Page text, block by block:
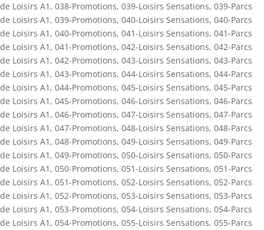
de Loisirs A1 , 038-Promotions, 039-Loisirs Sensations, 039-Parcs
de Loisirs A1 , 039-Promotions, 040-Loisirs Sensations, 040-Parcs
de Loisirs A1 , 040-Promotions, 041-Loisirs Sensations, 041-Parcs
de Loisirs A1 , 041-Promotions, 042-Loisirs Sensations, 042-Parcs
de Loisirs A1 , 042-Promotions, 043-Loisirs Sensations, 043-Parcs
de Loisirs A1 , 043-Promotions, 044-Loisirs Sensations, 044-Parcs
de Loisirs A1 , 044-Promotions, 045-Loisirs Sensations, 045-Parcs
de Loisirs A1 , 045-Promotions, 046-Loisirs Sensations, 046-Parcs
de Loisirs A1 , 046-Promotions, 047-Loisirs Sensations, 047-Parcs
de Loisirs A1 , 047-Promotions, 048-Loisirs Sensations, 048-Parcs
de Loisirs A1 , 048-Promotions, 049-Loisirs Sensations, 049-Parcs
de Loisirs A1 , 049-Promotions, 050-Loisirs Sensations, 050-Parcs
de Loisirs A1 , 050-Promotions, 051-Loisirs Sensations, 051-Parcs
de Loisirs A1 , 051-Promotions, 052-Loisirs Sensations, 052-Parcs
de Loisirs A1 , 052-Promotions, 053-Loisirs Sensations, 053-Parcs
de Loisirs A1 , 053-Promotions, 054-Loisirs Sensations, 054-Parcs
de Loisirs A1 , 054-Promotions, 055-Loisirs Sensations, 055-Parcs